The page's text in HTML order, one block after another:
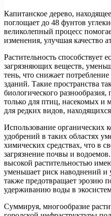
Капитанское дерево,
поглощает до 48 фунтов
великолепный процесс
изменения, улучшая качество
Растительность способствует
загрязняющих веществ,
тень, что снижает
зданий. Такие пространства
биологического
только для птиц, насекомых
для редких видов,
Использование органических
удобрений в таких областях
химических средствах, что в
загрязнение почвы и
высокой растительностью
уменьшает риск наводнений
также предотвращает эрозию
удерживанию воды в
Суммируя, многообразие